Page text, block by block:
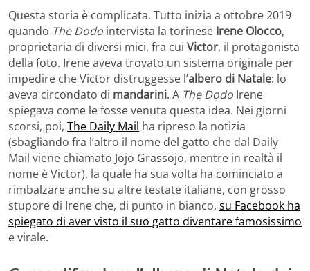
Questa storia è complicata. Tutto inizia a ottobre 2019
quando The Dodo intervista la torinese Irene Olocco,
proprietaria di diversi mici, fra cui Victor, il protagonista
della foto. Irene aveva trovato un sistema originale per
impedire che Victor distruggesse l’albero di Natale: lo
aveva circondato di mandarini. A The Dodo Irene
spiegava come le fosse venuta questa idea. Nei giorni
scorsi, poi, The Daily Mail ha ripreso la notizia
(sbagliando fra l’altro il nome del gatto che dal Daily
Mail viene chiamato Jojo Grassojo, mentre in realtà il
nome è Victor), la quale ha sua volta ha cominciato a
rimbalzare anche su altre testate italiane, con grosso
stupore di Irene che, di punto in bianco, su Facebook ha
spiegato di aver visto il suo gatto diventare famosissimo
e virale.